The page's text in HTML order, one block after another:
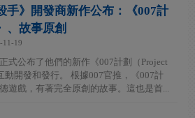
手》開發商新作公布：《007計
、故事原創
11-19
式公布了他們的新作《007計劃（Project
開發和發行。 根據007官推，《007計
遊戲，有著完全原創的故事。這也是首...